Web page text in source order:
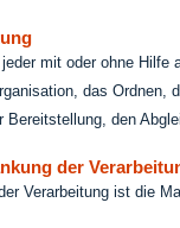
mit oder ohne Hilfe
das Ordnen,
Bereitstellung, den
der
Verarbeitung ist die